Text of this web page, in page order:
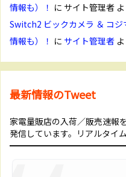
情報も）！ に サイト管理者
Switch2 ビックカメラ ＆ コ
情報も）！ に サイト管理者
最新情報のTweet
家電量販店の入荷／販売速報
発信しています。リアルタイ